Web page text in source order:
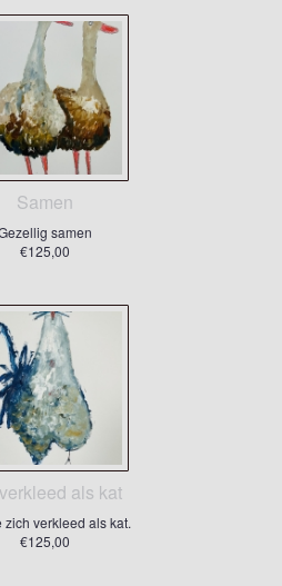
Samen
samen
€125,00
als kat
zich verkleed als kat.
€125,00